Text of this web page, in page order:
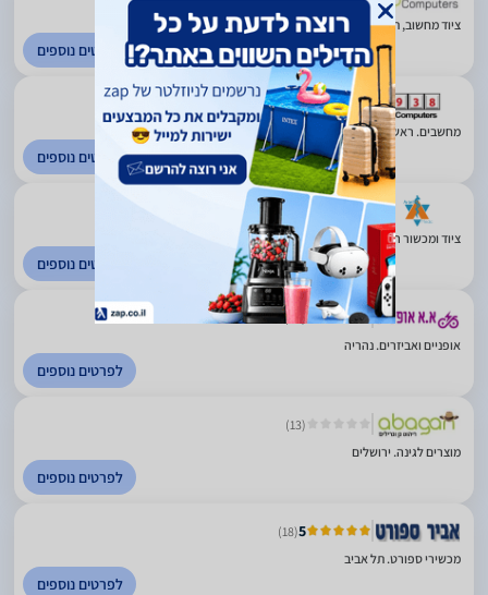
ציוד מחשוב, תקשורת ואביזרי מחשוב. פתח תקווה
לפרטים נוספים
(3)
מחשבים. ראש העין
לפרטים נוספים
ציוד ומכשור רפואי. אלעד
לפרטים נוספים
(50)
אופניים ואביזרים. נהריה
לפרטים נוספים
(13)
מוצרים לגינה. ירושלים
לפרטים נוספים
5
(18)
מכשירי ספורט. תל אביב
לפרטים נוספים